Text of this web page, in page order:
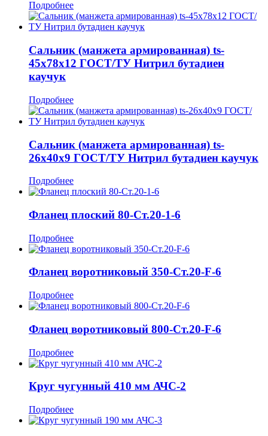
Подробнее
Сальник (манжета армированная) ts-
45x78x12 ГОСТ/ТУ Нитрил бутадиен
каучук
Подробнее
Сальник (манжета армированная) ts-
26x40x9 ГОСТ/ТУ Нитрил бутадиен каучук
Подробнее
Фланец плоский 80-Ст.20-1-6
Подробнее
Фланец воротниковый 350-Ст.20-F-6
Подробнее
Фланец воротниковый 800-Ст.20-F-6
Подробнее
Круг чугунный 410 мм АЧС-2
Подробнее